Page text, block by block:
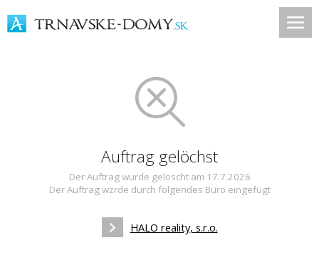
Auftrag gelöchst
Der Auftrag wurde gelöscht am 17.7.2026
Der Auftrag wzrde durch folgendes Büro eingefügt
HALO reality, s.r.o.